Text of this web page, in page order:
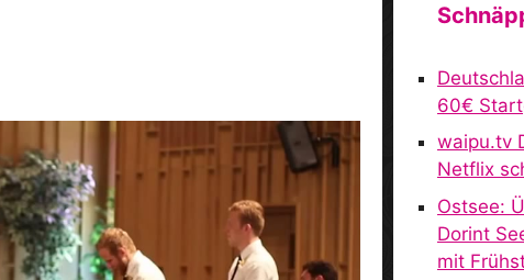
60€
waipu.tv
Netflix
Ostsee:
Dorint
mit